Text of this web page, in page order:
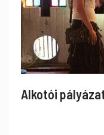
Alkotói